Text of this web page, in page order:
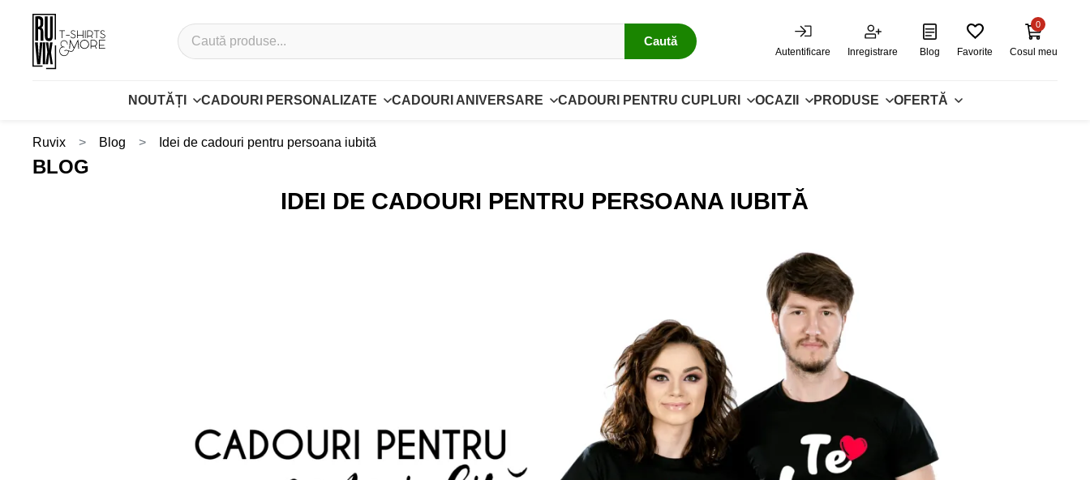
Caută
Autentificare Inregistrare Blog Favorite Cosul meu
0
NOUTĂȚI CADOURI PERSONALIZATE CADOURI ANIVERSARE CADOURI PENTRU CUPLURI OCAZII PRODUSE OFERTĂ
Ruvix Blog Idei de cadouri pentru persoana iubită
BLOG
IDEI DE CADOURI PENTRU PERSOANA IUBITĂ